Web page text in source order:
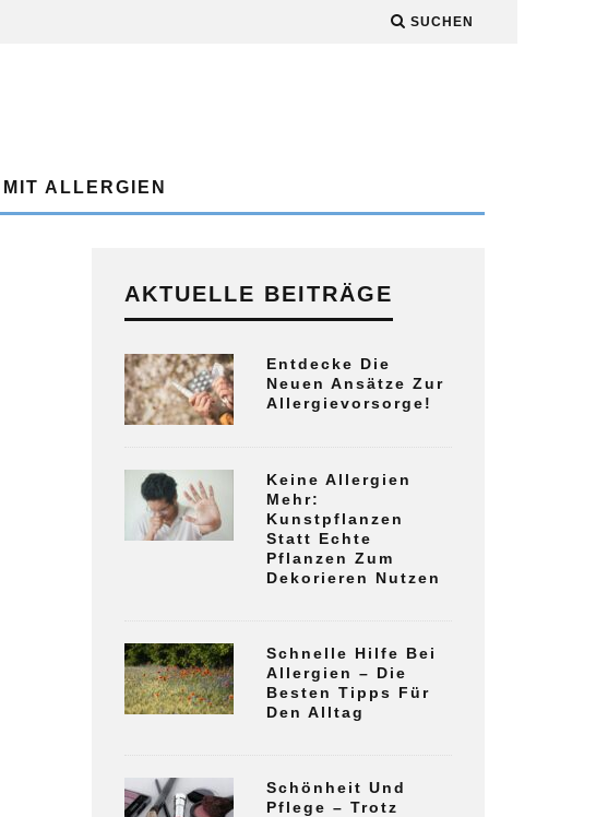
SUCHEN
ALLERGIEN
AKTUELLE BEITRÄGE
Entdecke Die
Neuen Ansätze Zur
Allergievorsorge!
Keine Allergien
Mehr:
Kunstpflanzen
Statt Echte
Pflanzen Zum
Dekorieren Nutzen
Schnelle Hilfe Bei
Allergien – Die
Besten Tipps Für
Den Alltag
Schönheit Und
Pflege – Trotz